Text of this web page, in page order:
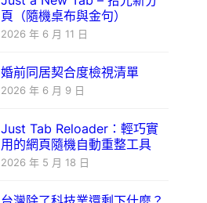
頁（隨機桌布與金句）
2026 年 6 月 11 日
婚前同居契合度檢視清單
2026 年 6 月 9 日
Just Tab Reloader：輕巧實
用的網頁隨機自動重整工具
2026 年 5 月 18 日